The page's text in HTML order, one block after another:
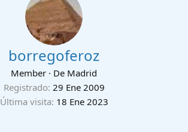
borregoferoz
Member · De Madrid
Registrado 29 Ene 2009
Última visita 18 Ene 2023